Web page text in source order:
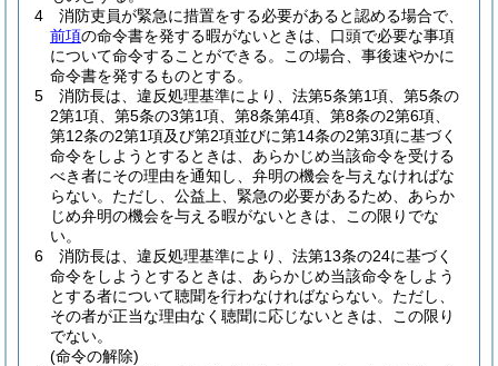
4
消防吏員が緊急に措置をする必要があると認める場合で、
前項の命令書を発する暇がないときは、口頭で必要な事項
について命令することができる。
この場合、事後速やかに
命令書を発するものとする。
5
消防長は、違反処理基準により、法第5条第1項、第5条の
2第1項、第5条の3第1項、第8条第4項、第8条の2第6項、
第12条の2第1項及び第2項並びに第14条の2第3項に基づく
命令をしようとするときは、あらかじめ当該命令を受ける
べき者にその理由を通知し、弁明の機会を与えなければな
らない。 ただし、公益上、緊急の必要があるため、あらか
じめ弁明の機会を与える暇がないときは、この限りでな
い。
6
消防長は、違反処理基準により、法第13条の24に基づく
命令をしようとするときは、あらかじめ当該命令をしよう
とする者について聴聞を行わなければならない。 ただし、
その者が正当な理由なく聴聞に応じないときは、この限り
でない。
(命令の解除)